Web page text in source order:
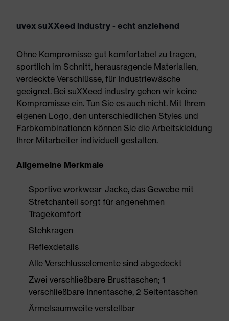
uvex suXXeed industry - echt anziehend
Ohne Kompromisse gut komfortabel zu tragen,
sportlich im Schnitt, herausragende Materialien,
verdeckte Verschlüsse, für Industriewäsche
geeignet. Bei suXXeed industry gehen wir keine
Kompromisse ein. Tun Sie es auch nicht. Mit Ihrem
eigenen Logo, den unterschiedlichen Styles und
Farbkombinationen können Sie die Arbeitskleidung
Ihrer Mitarbeiter individuell gestalten.
Allgemeine Merkmale
Sportive workwear-Jacke, das Gewebe mit
Stretchanteil sorgt für angenehmen
Tragekomfort
Stehkragen
Reflexdetails
Alle Verschlusselemente sind abgedeckt
Zwei verschließbare Brusttaschen; 1
verschließbare Innentasche, 2 Seitentaschen
Ärmelsaumweite verstellbar